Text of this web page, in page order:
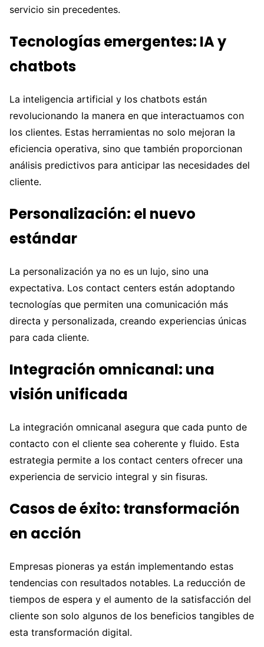
servicio sin precedentes.
Tecnologías emergentes: IA y
chatbots
La inteligencia artificial y los chatbots están
revolucionando la manera en que interactuamos con
los clientes. Estas herramientas no solo mejoran la
eficiencia operativa, sino que también proporcionan
análisis predictivos para anticipar las necesidades del
cliente.
Personalización: el nuevo
estándar
La personalización ya no es un lujo, sino una
expectativa. Los contact centers están adoptando
tecnologías que permiten una comunicación más
directa y personalizada, creando experiencias únicas
para cada cliente.
Integración omnicanal: una
visión unificada
La integración omnicanal asegura que cada punto de
contacto con el cliente sea coherente y fluido. Esta
estrategia permite a los contact centers ofrecer una
experiencia de servicio integral y sin fisuras.
Casos de éxito: transformación
en acción
Empresas pioneras ya están implementando estas
tendencias con resultados notables. La reducción de
tiempos de espera y el aumento de la satisfacción del
cliente son solo algunos de los beneficios tangibles de
esta transformación digital.